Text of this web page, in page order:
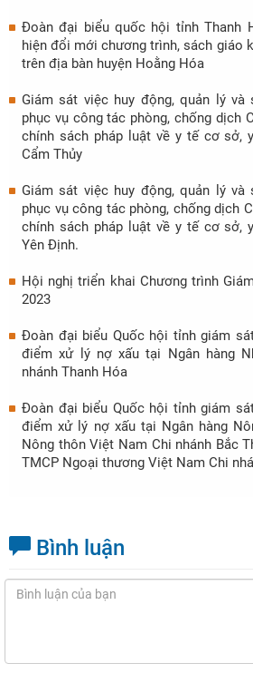
Đoàn đại biểu quốc hội tỉnh Thanh
hiện đổi mới chương trình, sách giáo
trên địa bàn huyện Hoằng Hóa
Giám sát việc huy động, quản lý
phục vụ công tác phòng, chống dịch
chính sách pháp luật về y tế cơ sở,
Cẩm Thủy
Giám sát việc huy động, quản lý
phục vụ công tác phòng, chống dịch
chính sách pháp luật về y tế cơ sở,
Yên Định.
Hội nghị triển khai Chương trình
2023
Đoàn đại biểu Quốc hội tỉnh giám
điểm xử lý nợ xấu tại Ngân hàng
nhánh Thanh Hóa
Đoàn đại biểu Quốc hội tỉnh giám
điểm xử lý nợ xấu tại Ngân hàng
Nông thôn Việt Nam Chi nhánh Bắc
TMCP Ngoại thương Việt Nam Chi
Bình luận